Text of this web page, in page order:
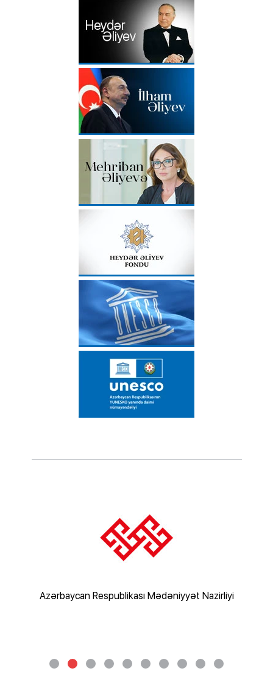
Azərbaycan Respublikası Mədəniyyət Nazirliyi